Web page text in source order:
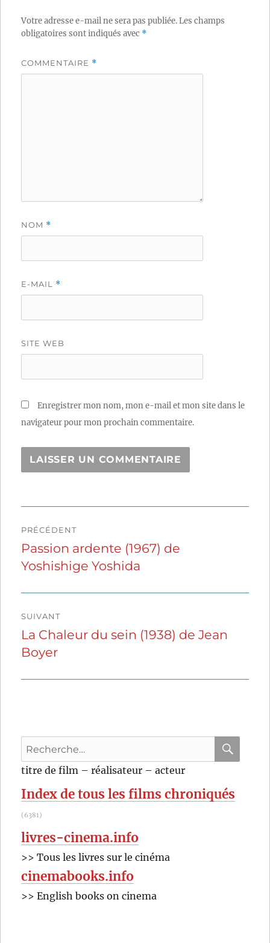
Votre adresse e-mail ne sera pas publiée.Les champs
obligatoires sont indiqués avec *
COMMENTAIRE *
NOM *
E-MAIL *
SITE WEB
Enregistrer mon nom, mon e-mail et mon site dans le
navigateur pour mon prochain commentaire.
de
l’article
PRÉCÉDENT
Publication
précédente :
Passion ardente (1967) de
Yoshishige Yoshida
SUIVANT
Publication
suivante :
La Chaleur du sein (1938) de Jean
Boyer
Recherche
pour
:
titre de film – réalisateur – acteur
Index de tous les films chroniqués
(6381)
livres-cinema.info
>> Tous les livres sur le cinéma
cinemabooks.info
>> English books on cinema